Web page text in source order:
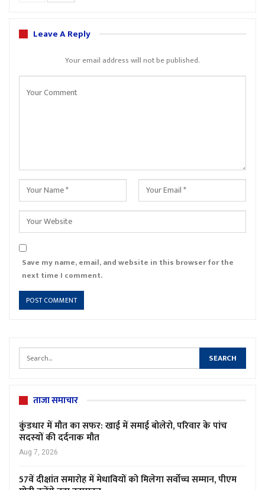
Leave A Reply
Your email address will not be published.
Save my name, email, and website in this browser for the
next time I comment.
ताजा समाचार
कुंडधार में मौत का सफर: खाई में समाई बोलेरो, परिवार के पांच
सदस्यों की दर्दनाक मौत
Aug 7, 2026
57वें दीक्षांत समारोह में मेधावियों को मिलेगा सर्वोच्च सम्मान, पीएम